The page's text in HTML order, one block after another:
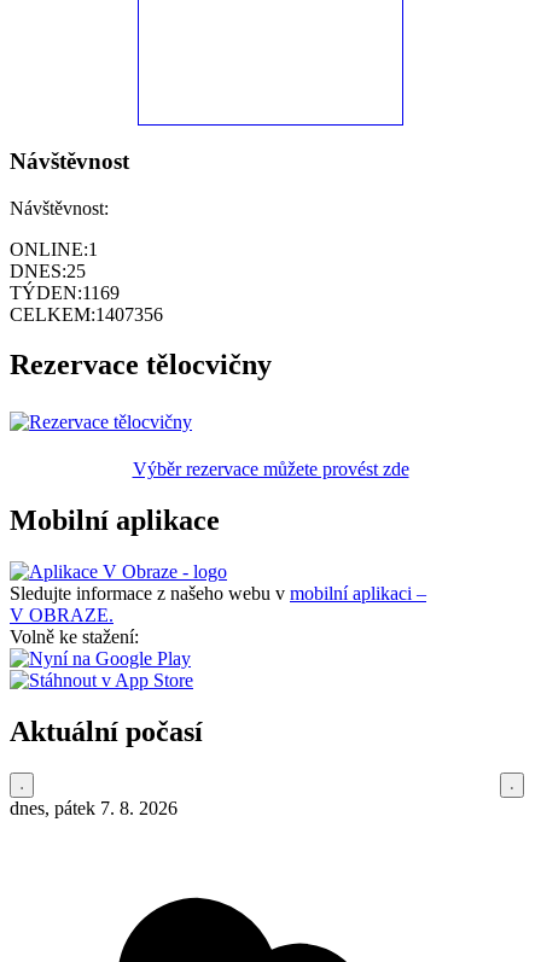
Návštěvnost
Návštěvnost:
ONLINE:1
DNES:25
TÝDEN:1169
CELKEM:1407356
Rezervace tělocvičny
Výběr rezervace můžete provést zde
Mobilní aplikace
Sledujte informace z našeho webu v mobilní aplikaci –
V OBRAZE.
Volně ke stažení:
Aktuální počasí
dnes, pátek 7. 8. 2026